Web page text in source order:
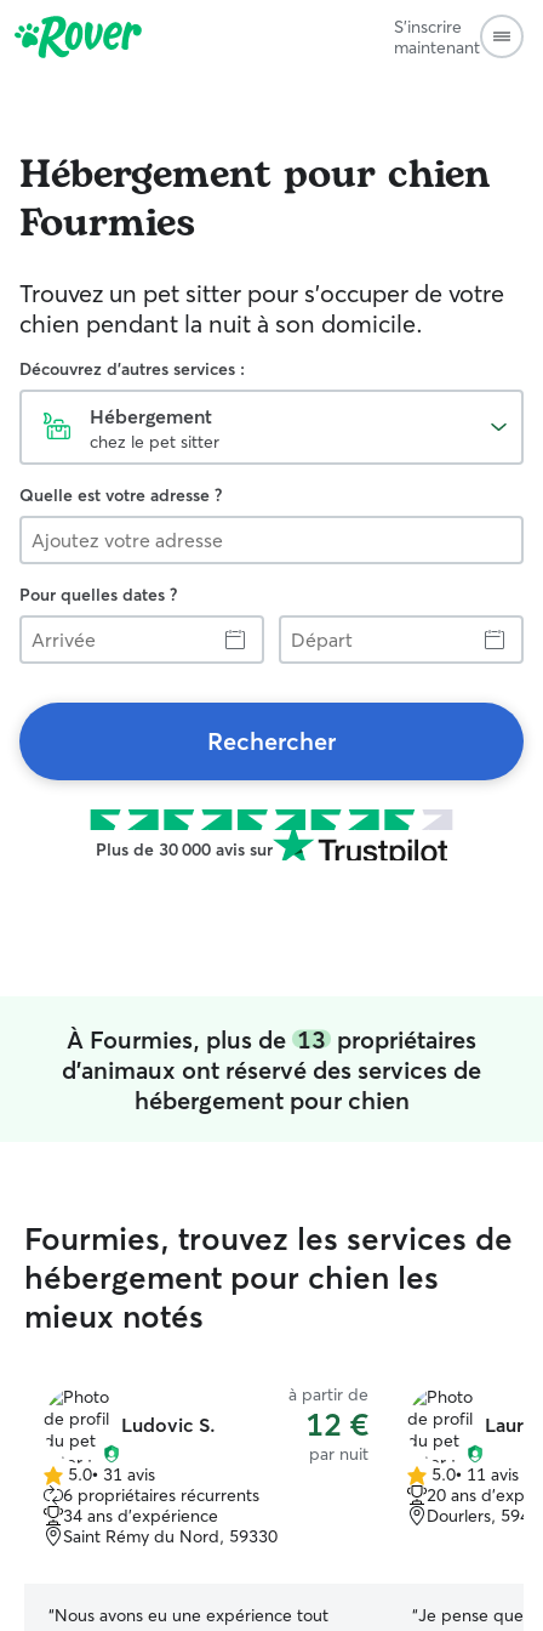
S'inscrire
maintenant
Hébergement pour chien
Fourmies
Trouvez un pet sitter pour s'occuper de votre
chien pendant la nuit à son domicile.
Découvrez d'autres services :
Hébergement
chez le pet sitter
Quelle est votre adresse ?
Pour quelles dates ?
Arrivée
Départ
Rechercher
Plus de 30 000 avis sur
À Fourmies, plus de 13 propriétaires
d'animaux ont réservé des services de
hébergement pour chien
Fourmies, trouvez les services de
hébergement pour chien les
mieux notés
Ludovic S.
à partir de
12 €
par nuit
5.0 étoile(s)
sur
5
5.0• 31 avis
6 propriétaires récurrents
34 ans d'expérience
Saint Rémy du Nord, 59330
“Nous avons eu une expérience tout
5.0 étoile(s)
sur
5
5.0• 11 avis
20 ans
Dourlers,
“Je pense que